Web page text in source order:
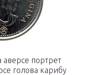
аверсе портрет
голова карибу